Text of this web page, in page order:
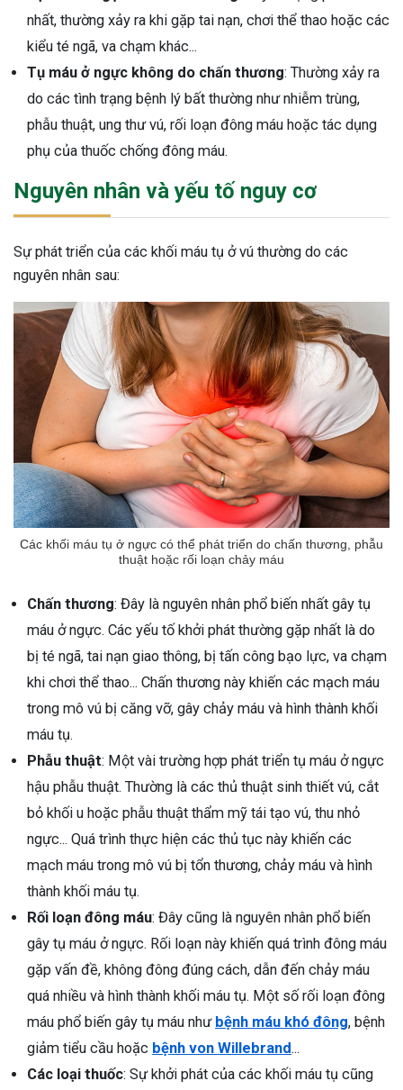
Sau Sinh Có Tự Khỏi
Thông Tin Cần Biết
sau sinh là tình trạng viêm da
phổ biến, khiến đôi bàn tay,
của chị em trở nên khô...
nhất, thường xảy ra khi gặp tai nạn, chơi thể thao hoặc các
kiểu té ngã, va chạm khác...
Tụ máu ở ngực không do chấn thương: Thường xảy ra
do các tình trạng bệnh lý bất thường như nhiễm trùng,
phẫu thuật, ung thư vú, rối loạn đông máu hoặc tác dụng
phụ của thuốc chống đông máu.
Nguyên nhân và yếu tố nguy cơ
Sự phát triển của các khối máu tụ ở vú thường do các
nguyên nhân sau:
Các khối máu tụ ở ngực có thể phát triển do chấn thương, phẫu
thuật hoặc rối loạn chảy máu
Chấn thương: Đây là nguyên nhân phổ biến nhất gây tụ
máu ở ngực. Các yếu tố khởi phát thường gặp nhất là do
bị té ngã, tai nạn giao thông, bị tấn công bạo lực, va chạm
khi chơi thể thao... Chấn thương này khiến các mạch máu
trong mô vú bị căng vỡ, gây chảy máu và hình thành khối
máu tụ.
Phẫu thuật: Một vài trường hợp phát triển tụ máu ở ngực
hậu phẫu thuật. Thường là các thủ thuật sinh thiết vú, cắt
bỏ khối u hoặc phẫu thuật thẩm mỹ tái tạo vú, thu nhỏ
ngực... Quá trình thực hiện các thủ tục này khiến các
mạch máu trong mô vú bị tổn thương, chảy máu và hình
thành khối máu tụ.
Rối loạn đông máu: Đây cũng là nguyên nhân phổ biến
gây tụ máu ở ngực. Rối loạn này khiến quá trình đông máu
gặp vấn đề, không đông đúng cách, dẫn đến chảy máu
quá nhiều và hình thành khối máu tụ. Một số rối loạn đông
máu phổ biến gây tụ máu như bệnh máu khó đông, bệnh
giảm tiểu cầu hoặc bệnh von Willebrand...
Các loại thuốc: Sự khởi phát của các khối máu tụ cũng